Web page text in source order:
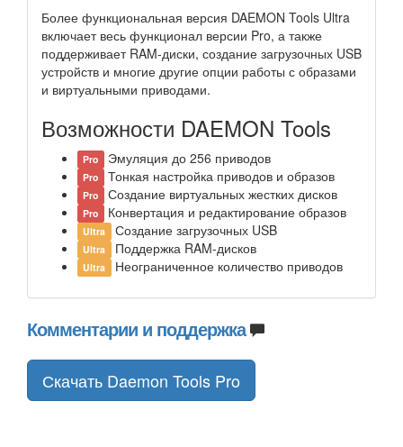
Более функциональная версия DAEMON Tools Ultra
включает весь функционал версии Pro, а также
поддерживает RAM-диски, создание загрузочных USB
устройств и многие другие опции работы с образами
и виртуальными приводами.
Возможности DAEMON Tools
Pro Эмуляция до 256 приводов
Pro Тонкая настройка приводов и образов
Pro Создание виртуальных жестких дисков
Pro Конвертация и редактирование образов
Ultra Создание загрузочных USB
Ultra Поддержка RAM-дисков
Ultra Неограниченное количество приводов
Комментарии и поддержка
Скачать Daemon Tools Pro